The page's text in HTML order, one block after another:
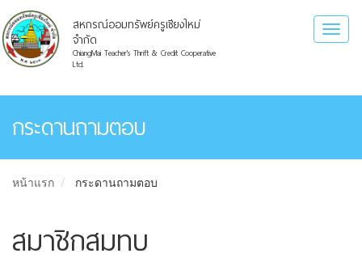
สหกรณ์ออมทรัพย์ครูเชียงใหม่
จำกัด
ChiangMai Teacher's Thrift & Credit Cooperative
Ltd.
กระดานถามตอบ
หน้าแรก กระดานถามตอบ
สมาชิกสมทบ